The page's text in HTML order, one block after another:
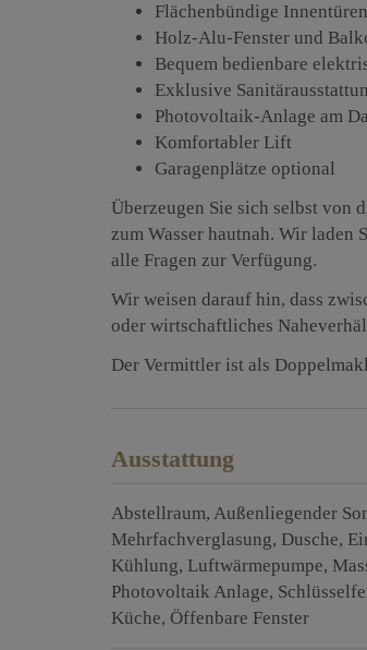
Flächenbündige Innentüren
Holz-Alu-Fenster und
Bequem bedienbare
Exklusive
Photovoltaik-Anlage am
Komfortabler Lift
Garagenplätze optional
Überzeugen Sie sich selbst von
zum Wasser hautnah. Wir
alle Fragen zur Verfügung.
Wir weisen darauf hin, dass
oder wirtschaftliches
Der Vermittler ist als
Ausstattung
Abstellraum Außenliegender
Mehrfachverglasung Dusche
Kühlung Luftwärmepumpe
Photovoltaik Anlage
Küche Öffenbare Fenster